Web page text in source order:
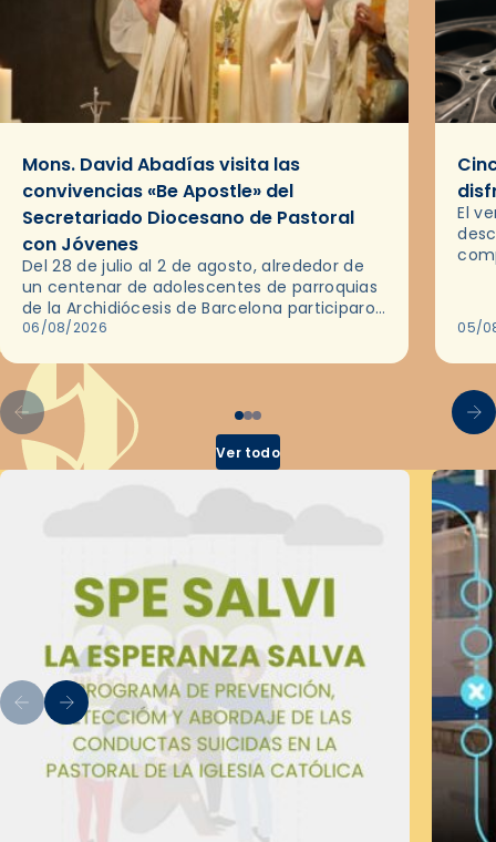
Mons. David Abadías visita las
convivencias «Be Apostle» del
Secretariado Diocesano de Pastoral
con Jóvenes
Del 28 de julio al 2 de agosto, alrededor de
un centenar de adolescentes de parroquias
de la Archidiócesis de Barcelona participaron
en las convivencias Be Apostle, organizadas
06/08/2026
El
05/
Ver todo